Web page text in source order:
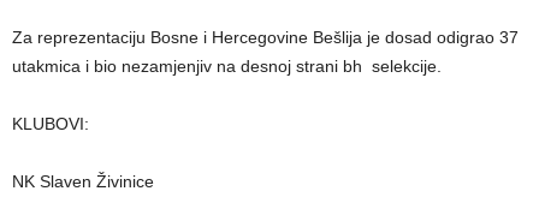
Za reprezentaciju Bosne i Hercegovine Bešlija je dosad odigrao 37
utakmica i bio nezamjenjiv na desnoj strani bh selekcije.
KLUBOVI:
NK Slaven Živinice